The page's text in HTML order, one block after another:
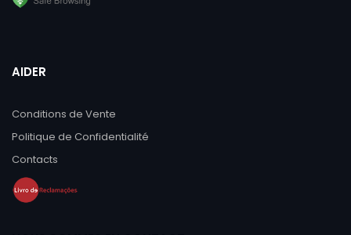
AIDER
Conditions de Vente
Politique de Confidentialité
Contacts